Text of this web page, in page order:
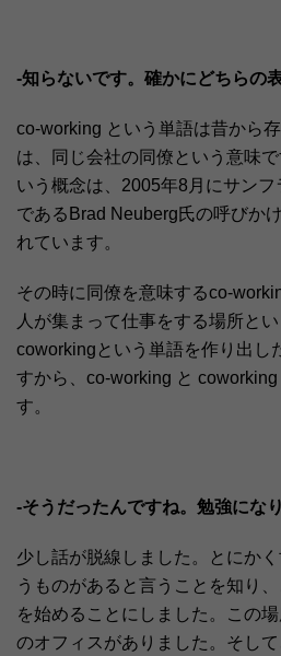
-知らないです。確かにどちらの
co-working という単語は昔から
は、同じ会社の同僚という意味
いう概念は、2005年8月にサン
であるBrad Neuberg氏の呼びか
れています。
その時に同僚を意味するco-
人が集まって仕事をする場所と
coworkingという単語を作り出し
すから、co-working と
す。
-そうだったんですね。勉強になり
少し話が脱線しました。とにか
うものがあると言うことを知り
を始めることにしました。この
のオフィスがありました。そし